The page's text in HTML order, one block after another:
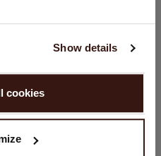
Show details
cookies
AUCH GEFALLEN